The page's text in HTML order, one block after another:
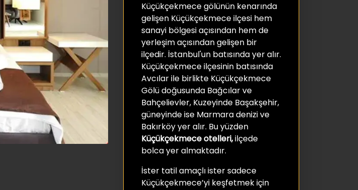
Küçükçekmece gölünün kenarında
gelişen Küçükçekmece ilçesi hem
sanayi bölgesi açısından hem de
yerleşim açısından gelişen bir
ilçedir. İstanbul'un batısında yer alır.
Küçükçekmece ilçesinin batısında
Avcılar ile birlikte Küçükçekmece
Gölü doğusunda Bağcılar ve
Bahçelievler, Kuzeyinde Başakşehir,
güneyinde ise Marmara denizi ve
Bakırköy yer alır. Bu yüzden
Küçükçekmece otelleri,ilçede
bolca yer almaktadır.
İster tatil amaçlı ister sadece
Küçükçekmece’yi keşfetmek için